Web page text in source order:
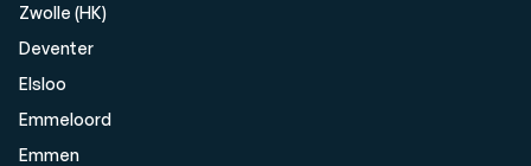
Zwolle (HK)
Deventer
Elsloo
Emmeloord
Emmen